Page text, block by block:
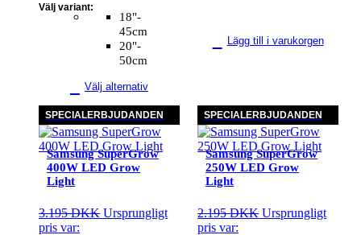
18"-
45cm
20"-
50cm
Välj variant:
Välj alternativ
Lägg till i varukorgen
SPECIALERBJUDANDEN
Samsung SuperGrow
400W LED Grow
Light
3.195DKK Ursprungligt
pris var:
SPECIALERBJUDANDEN
Samsung SuperGrow
250W LED Grow
Light
2.195DKK Ursprungligt
pris var: